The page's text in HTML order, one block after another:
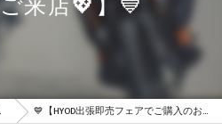
💙【HYOD出張即売フェアでご購入のお客様ご来店💖】💙